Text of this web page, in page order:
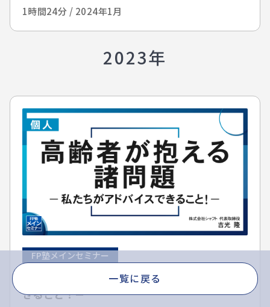
1時間24分 / 2024年1月
2023年
FP塾メインセミナー
高齢者が抱える諸問題－私たちがアドバイスで
きること！－
一覧に戻る